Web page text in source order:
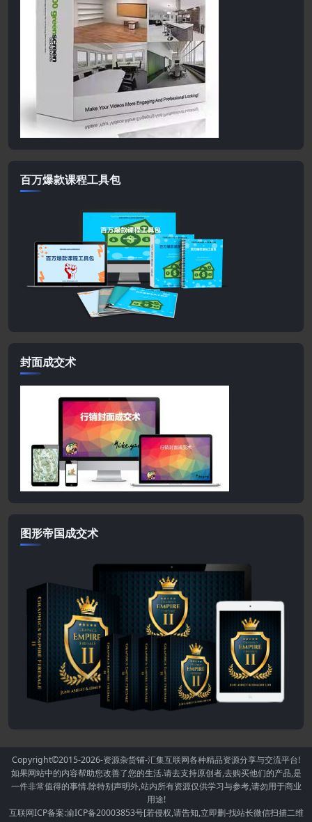
百万爆款课程工具包
封面成交术
图形帝国成交术
Copyright©2015-2026-资源杂货铺-汇集互联网各种精品资源分享与交流平台!
如果网站中的内容帮助您改善了您的生活.请去支持原创者,去购买他们的产品,是
一件非常值得的事情.除特别声明外,站内所有资源仅供学习与参考,请勿用于商业
用途!
互联网ICP备案:渝ICP备20003853号[若侵权,请告知,立即删-找站长微信扫描二维